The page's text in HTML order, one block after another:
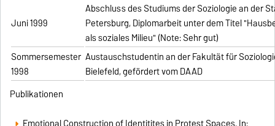
Juni 1999
Abschluss des Studiums der Soziologie an der
Petersburg, Diplomarbeit unter dem Titel
als soziales Milieu" (Note: Sehr gut)
Sommersemester
1998
Austauschstudentin an der Fakultät für
Bielefeld, gefördert vom DAAD
Publikationen